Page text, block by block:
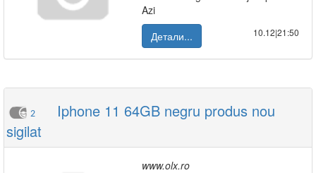
Azi
Детали...
10.12|21:50
2
Iphone 11 64GB negru produs nou
sigilat
www.olx.ro